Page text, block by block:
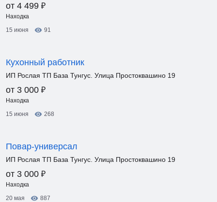
от 4 499 ₽
Находка
15 июня
91
Кухонный работник
ИП Рослая ТП База Тунгус. Улица Простоквашино 19
от 3 000 ₽
Находка
15 июня
268
Повар-универсал
ИП Рослая ТП База Тунгус. Улица Простоквашино 19
от 3 000 ₽
Находка
20 мая
887